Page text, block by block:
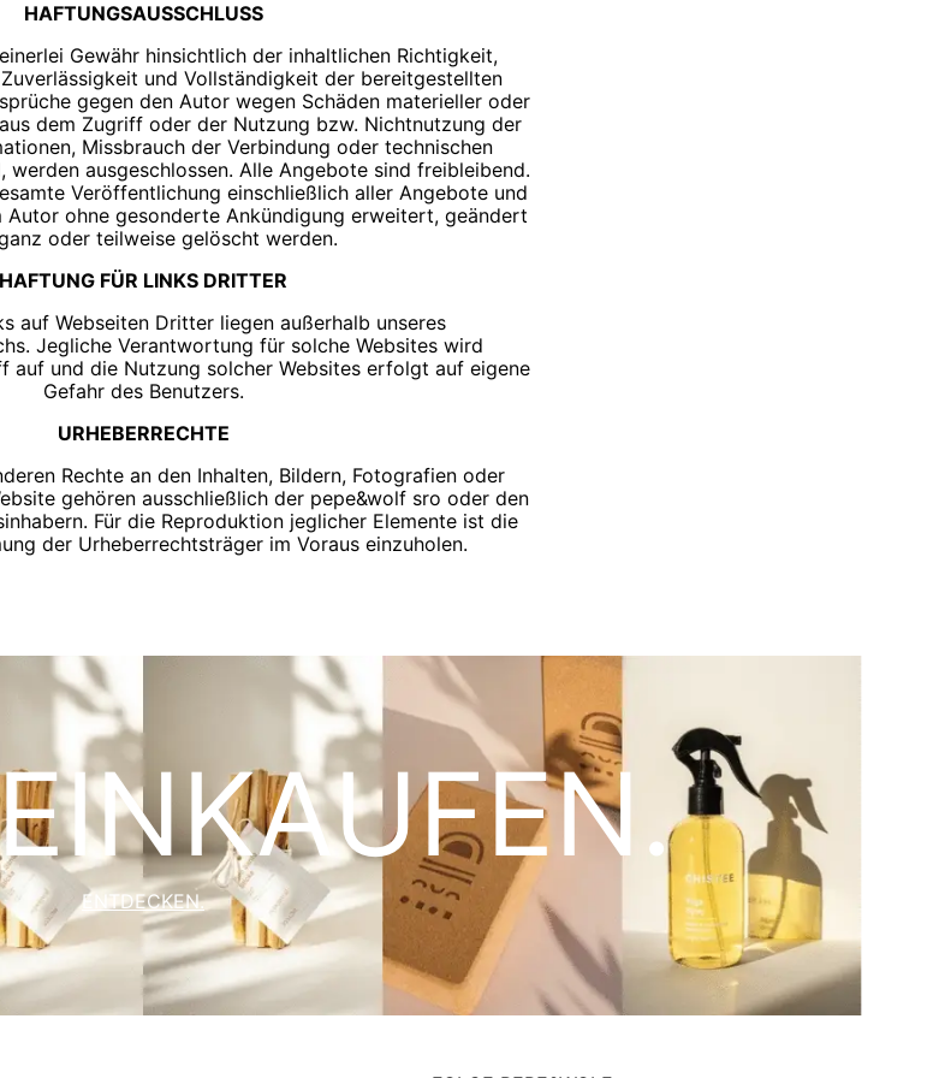
HAFTUNGSAUSSCHLUSS
Gewähr hinsichtlich der inhaltlichen Richtigkeit,
und Vollständigkeit der bereitgestellten
gegen den Autor wegen Schäden materieller oder
dem Zugriff oder der Nutzung bzw. Nichtnutzung der
Missbrauch der Verbindung oder technischen
werden ausgeschlossen. Alle Angebote sind freibleibend.
Veröffentlichung einschließlich aller Angebote und
Autor ohne gesonderte Ankündigung erweitert, geändert
oder teilweise gelöscht werden.
HAFTUNG FÜR LINKS DRITTER
auf Webseiten Dritter liegen außerhalb unseres
Jegliche Verantwortung für solche Websites wird
auf und die Nutzung solcher Websites erfolgt auf eigene
Gefahr des Benutzers.
URHEBERRECHTE
Rechte an den Inhalten, Bildern, Fotografien oder
gehören ausschließlich der pepe&wolf sro oder den
Für die Reproduktion jeglicher Elemente ist die
der Urheberrechtsträger im Voraus einzuholen.
ENTDECKEN.